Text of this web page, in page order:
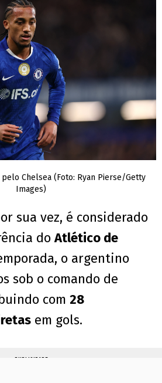
Chelsea (Foto: Ryan Pierse/Getty
Images)
sua vez, é considerado
doAtlético de
o argentino
sob o comando de
com 28
em gols.
PUBLICIDADE